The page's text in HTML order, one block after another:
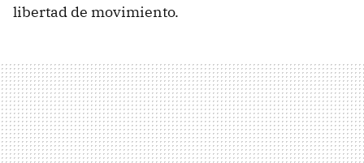
libertad de movimiento.